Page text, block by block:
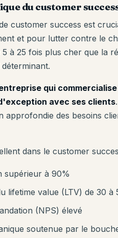
du customer
customer success est
et pour lutter contre le
à 25 fois plus cher que la
qui
avec ses clients
approfondie des besoins
dans le customer
supérieur à 90%
lifetime value (LTV) de 30 à
(NPS) élevé
soutenue par le